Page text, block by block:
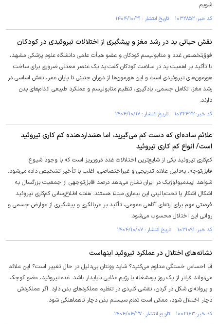
شویم.
کد خبر: ۱۰۳۲۸۵۲ تاریخ انتشار : ۱۴۰۴/۱۰/۲۱
نقش حیاتی ید در رشد مغز و پیشگیری از اختلالات تیروئیدی در کودکان
فوق‌تخصص غدد و متابولیسم کودکان و عضو هیأت علمی دانشگاه علوم پزشکی مشهد،
با تأکید بر اهمیت ید در سلامت کودکان گفت:ید یک عنصر معدنی ضروری برای ساخت
هورمون‌های تیروئیدی است و این هورمون‌ها از دوران جنینی تا پایان عمر، نقش اساسی در
رشد مغز، تکامل جسمی، یادگیری، تنظیم متابولیسم و عملکرد طبیعی اندام‌های بدن
دارند.
کد خبر: ۱۰۳۲۴۲۲ تاریخ انتشار : ۱۴۰۴/۱۰/۱۷
علائم ساده‌ای که دست کم می‌گیرید، اما هشداردهنده کم کاری تیروئید
است/ انواع کم کاری تیروئید
کم‌کاری تیروئید یکی از شایع‌ترین اختلالات غدد درون‌ریز است که با وجود شیوع
قابل‌توجه، به‌دلیل علائم تدریجی و غیراختصاصی، اغلب با تأخیر تشخیص داده می‌شود.
شواهد اپیدمیولوژیک در ایران نشان می‌دهد درصد قابل‌توجهی از جمعیت بزرگسال به
اشکال آشکار یا تحت‌بالینی این بیماری مبتلا هستند. هفته اطلاع‌رسانی کم‌کاری تیروئید
فرصتی مهم برای ارتقای آگاهی عمومی، تأکید بر غربالگری و پیشگیری از عوارض جسمی و
روانی این اختلال محسوب می‌شود.
کد خبر: ۱۰۳۱۰۹۱ تاریخ انتشار : ۱۴۰۴/۱۰/۰۷
نشانه‌های اختلال در عملکرد تیروئید اینهاست
آیا احساس خستگی مداوم می‌کنید؟ شاید وزنتان بی‌دلیل در حال تغییر است؟ این علائم
می‌تواند فراتر از یک روز پرمشغله یا رژیم غذایی ناپایدار باشد. غده تیروئید، عضو کوچک
و پروانه‌ای شکل در گردن، نقشی کلیدی در تنظیم عملکرد‌های بدن دارد. اگر عملکردش
دچار اختلال شود، ممکن است تمام سیستم بدن دچار ناهماهنگی شود.
کد خبر: ۱۰۰۲۱۶۳ تاریخ انتشار : ۱۴۰۴/۰۴/۲۷